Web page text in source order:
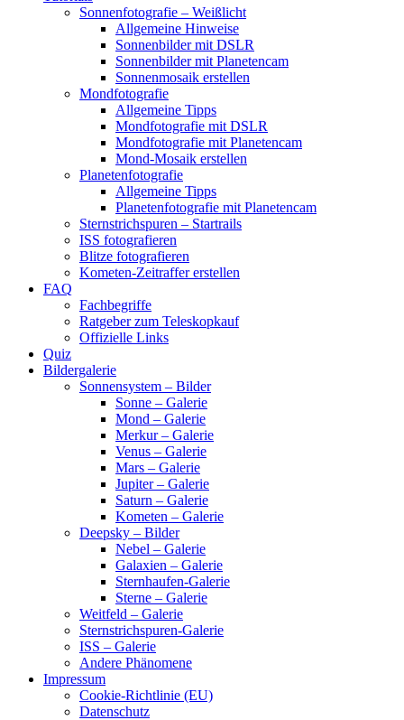
Sonnenfotografie – Weißlicht
Allgemeine Hinweise
Sonnenbilder mit DSLR
Sonnenbilder mit Planetencam
Sonnenmosaik erstellen
Mondfotografie
Allgemeine Tipps
Mondfotografie mit DSLR
Mondfotografie mit Planetencam
Mond-Mosaik erstellen
Planetenfotografie
Allgemeine Tipps
Planetenfotografie mit Planetencam
Sternstrichspuren – Startrails
ISS fotografieren
Blitze fotografieren
Kometen-Zeitraffer erstellen
FAQ
Fachbegriffe
Ratgeber zum Teleskopkauf
Offizielle Links
Quiz
Bildergalerie
Sonnensystem – Bilder
Sonne – Galerie
Mond – Galerie
Merkur – Galerie
Venus – Galerie
Mars – Galerie
Jupiter – Galerie
Saturn – Galerie
Kometen – Galerie
Deepsky – Bilder
Nebel – Galerie
Galaxien – Galerie
Sternhaufen-Galerie
Sterne – Galerie
Weitfeld – Galerie
Sternstrichspuren-Galerie
ISS – Galerie
Andere Phänomene
Impressum
Cookie-Richtlinie (EU)
Datenschutz